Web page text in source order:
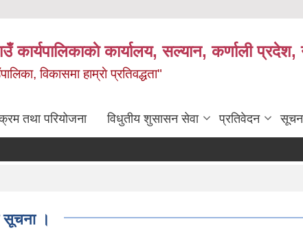
कार्यपालिकाकाे कार्यालय, सल्यान, कर्णाली
विकासमा हाम्राे प्रतिवद्धता"
तथा परियोजना विधुतीय शुसासन सेवा प्रतिवेदन
सूचना ।